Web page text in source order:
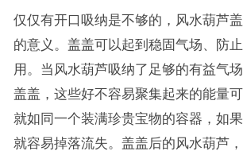
仅仅有开口吸纳是不够的，风水葫芦
的意义。盖盖可以起到稳固气场、防
用。当风水葫芦吸纳了足够的有益气
盖盖，这些好不容易聚集起来的能量可
就如同一个装满珍贵宝物的容器，如
就容易掉落流失。盖盖后的风水葫芦